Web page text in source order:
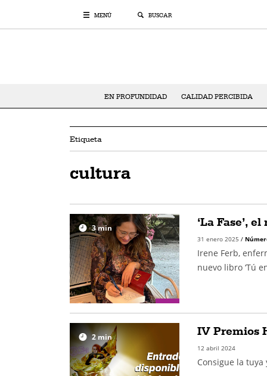
MENÚ BUSCAR
EN PROFUNDIDAD CALIDAD PERCIBIDA
Etiqueta
cultura
3 min ‘La Fase’,
31 enero 2025 /
Irene Ferb,
nuevo libro ‘Tú
2min IV Premios
12 abril 2024
Consigue la